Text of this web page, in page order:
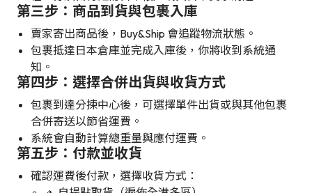
第三步：商品到貨與包裹入庫
賣家寄出商品後，Buy&Ship 會追蹤物流狀態。
包裹抵達日本倉庫並完成入庫後，你將收到系統通
知。
第四步：選擇合併出貨與收貨方式
包裹到達分揀中心後，可選擇單件出貨或與其他包裹
合併寄送以節省運費。
系統會自動計算總重量與應付運費。
第五步：付款並收貨
確認運費後付款，選擇收貨方式：